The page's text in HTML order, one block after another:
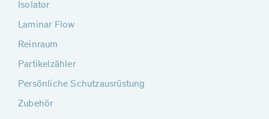
Isolator
Laminar Flow
Reinraum
Partikelzähler
Persönliche Schutzausrüstung
Zubehör